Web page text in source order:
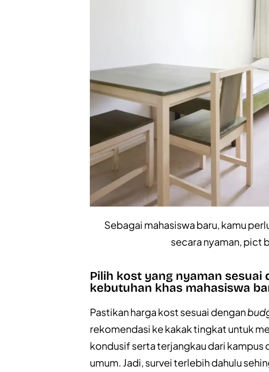
Sebagai mahasiswa baru, kamu
secara nyaman, pict
Pilih kost yang nyaman sesuai
kebutuhan khas mahasiswa
Pastikan harga kost sesuai dengan
rekomendasi ke kakak tingkat untuk
kondusif serta terjangkau dari kampus
umum. Jadi, survei terlebih dahulu